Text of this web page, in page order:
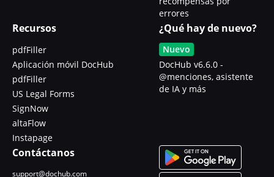
errores
Recursos
pdfFiller
Aplicación móvil DocHub
pdfFiller
US Legal Forms
SignNow
altaFlow
Instapage
¿Qué hay de nuevo?
Nuevo
DocHub v6.6.0 -
@menciones, asistente
de IA y más
Contáctanos
support@dochub.com